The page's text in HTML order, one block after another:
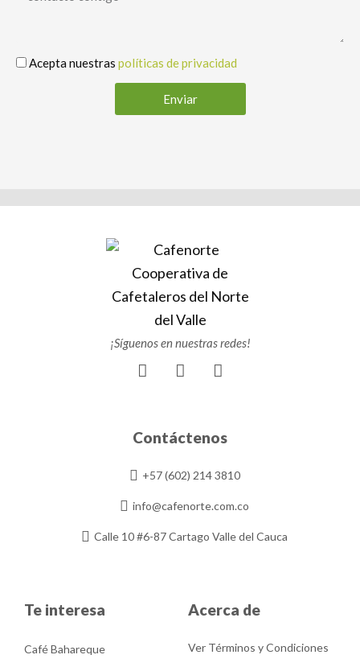
Acepta nuestras políticas de privacidad
Enviar
¡Síguenos en nuestras redes!
F
a
b
o
k
I
n
g
a
Y
o
b
Contáctenos
+57 (602) 214 3810
info@cafenorte.com.co
Calle 10 #6-87 Cartago Valle del Cauca
Te interesa
Café Bahareque
Acerca de
Ver Términos y Condiciones